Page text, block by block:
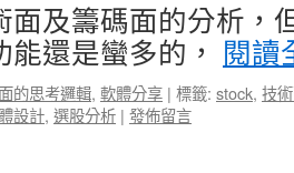
面及籌碼面的分析，
還是蠻多的， 閱讀
的思考邏輯, 軟體分享 | 標籤: stock, 技
設計, 選股分析 | 發佈留言